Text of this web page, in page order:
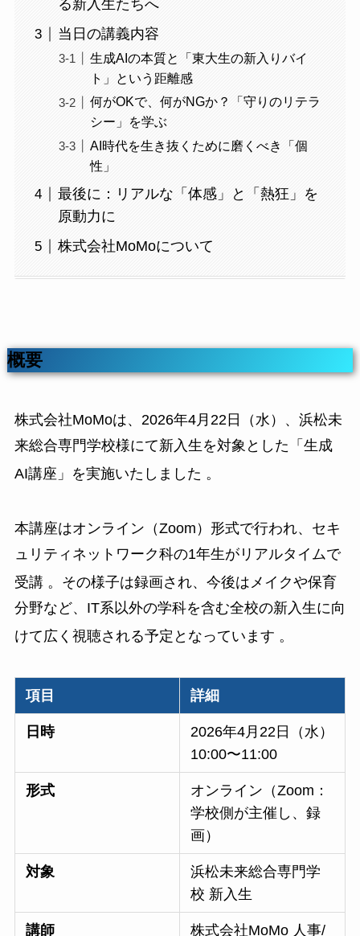
る新入生たちへ
当日の講義内容
生成AIの本質と「東大生の新入りバイ
ト」という距離感
何がOKで、何がNGか？「守りのリテラ
シー」を学ぶ
AI時代を生き抜くために磨くべき「個
性」
最後に：リアルな「体感」と「熱狂」を
原動力に
株式会社MoMoについて
概要
株式会社MoMoは、2026年4月22日（水）、浜松未
来総合専門学校様にて新入生を対象とした「生成
AI講座」を実施いたしました 。
本講座はオンライン（Zoom）形式で行われ、セキ
ュリティネットワーク科の1年生がリアルタイムで
受講 。その様子は録画され、今後はメイクや保育
分野など、IT系以外の学科を含む全校の新入生に向
けて広く視聴される予定となっています 。
項目 詳細
日時
2026年4月22日（水）
10:00〜11:00
形式
オンライン（Zoom：
学校側が主催し、録
画）
対象
浜松未来総合専門学
校 新入生
講師
株式会社MoMo 人事/